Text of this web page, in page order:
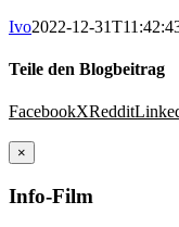
Ivo2022-12-
Teile den Blogbeitrag
FacebookXReddit
×
Info-Film